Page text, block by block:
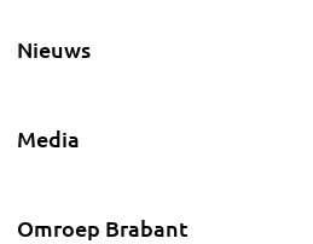
Nieuws
Media
Omroep Brabant